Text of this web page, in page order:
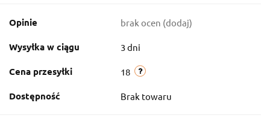
Opinie brak ocen (dodaj)
Wysyłka w ciągu 3 dni
Cena przesyłki 18
Dostępność Brak towaru